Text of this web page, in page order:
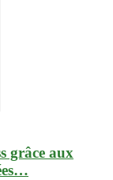
grâce aux